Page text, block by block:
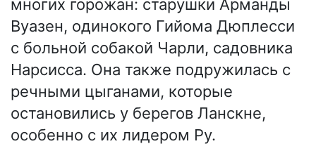
многих горожан: старушки Арманды
Вуазен, одинокого Гийома Дюплесси
с больной собакой Чарли, садовника
Нарсисса. Она также подружилась с
речными цыганами, которые
остановились у берегов Ланскне,
особенно с их лидером Ру.